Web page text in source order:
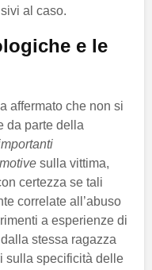
al caso.
e le
affermato che non si
da parte della
sulla vittima,
certezza se tali
correlate all’abuso
a esperienze di
stessa ragazza
sulla specificità delle